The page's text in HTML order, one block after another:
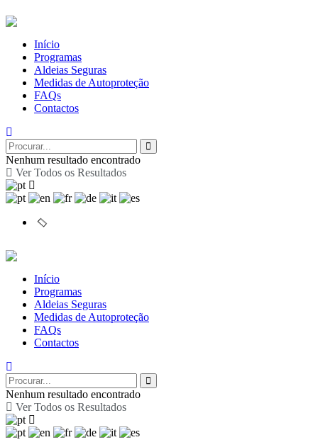
Início
Programas
Aldeias Seguras
Medidas de Autoproteção
FAQs
Contactos
Nenhum resultado encontrado
Ver Todos os Resultados
Início
Programas
Aldeias Seguras
Medidas de Autoproteção
FAQs
Contactos
Nenhum resultado encontrado
Ver Todos os Resultados